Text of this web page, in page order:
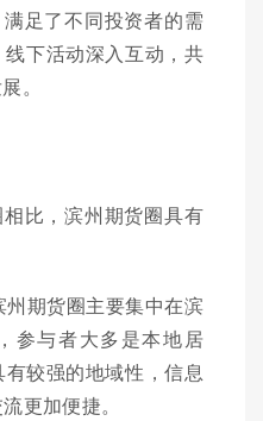
足了不同投资者的需
下活动深入互动，共
。
比，滨州期货圈具有
州期货圈主要集中在滨
参与者大多是本地居
较强的地域性，信息
更加便捷。